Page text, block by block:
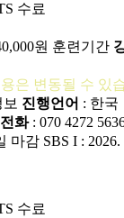
수료
원 훈련기간
은 변동될 수 있
진행언어 : 한국
화: 070 4272
마감 SBS I : 2026.
수료